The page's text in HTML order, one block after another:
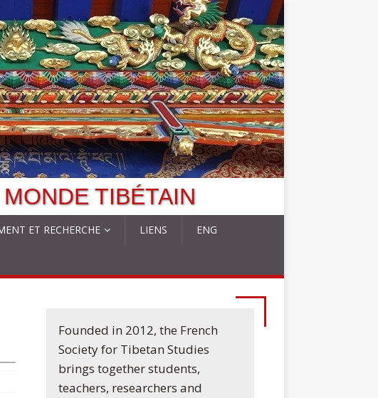
TIBÉTAIN
ET RECHERCHE LIENS ENG
Founded in 2012, the French
Society for Tibetan Studies
brings together students,
teachers, researchers and